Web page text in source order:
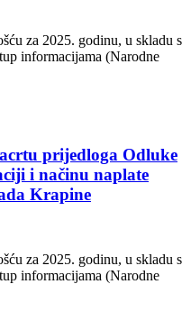
za 2025. godinu, u skladu s
informacijama (Narodne
prijedloga Odluke
i načinu naplate
Krapine
za 2025. godinu, u skladu s
informacijama (Narodne